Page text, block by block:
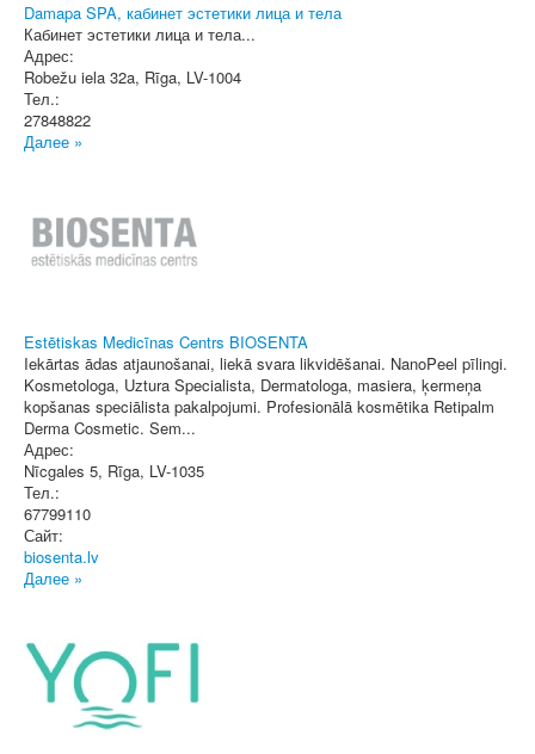
Damapa SPA, кабинет эстетики лица и тела
Кабинет эстетики лица и тела...
Адрес:
Robežu iela 32a, Rīga, LV-1004
Тел.:
27848822
Далее »
Estētiskas Medicīnas Centrs BIOSENTA
Iekārtas ādas atjaunošanai, liekā svara likvidēšanai. NanoPeel pīlingi.
Kosmetologa, Uztura Specialista, Dermatologa, masiera, ķermeņa
kopšanas speciālista pakalpojumi. Profesionālā kosmētika Retipalm
Derma Cosmetic. Sem...
Адрес:
Nīcgales 5, Rīga, LV-1035
Тел.:
67799110
Сайт:
biosenta.lv
Далее »